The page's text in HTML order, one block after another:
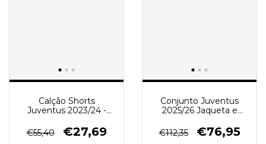
Calção Shorts
Juventus 2023/24 -
€55,40
€27,69
Conjunto Juventus
2025/26 Jaqueta e
Masculino - Preto
€112,35 €76,95